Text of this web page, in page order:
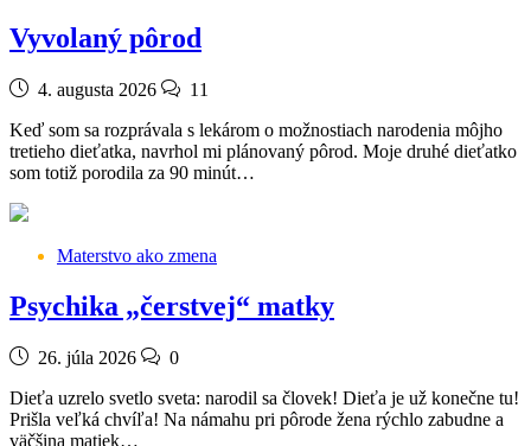
Vyvolaný pôrod
4. augusta 2026
11
Keď som sa rozprávala s lekárom o možnostiach narodenia môjho
tretieho dieťatka, navrhol mi plánovaný pôrod. Moje druhé dieťatko
som totiž porodila za 90 minút…
Materstvo ako zmena
Psychika „čerstvej“ matky
26. júla 2026
0
Dieťa uzrelo svetlo sveta: narodil sa človek! Dieťa je už konečne tu!
Prišla veľká chvíľa! Na námahu pri pôrode žena rýchlo zabudne a
väčšina matiek…